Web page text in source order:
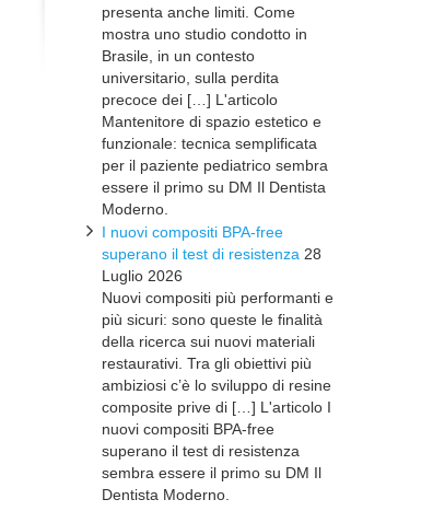
presenta anche limiti. Come
mostra uno studio condotto in
Brasile, in un contesto
universitario, sulla perdita
precoce dei […] L'articolo
Mantenitore di spazio estetico e
funzionale: tecnica semplificata
per il paziente pediatrico sembra
essere il primo su DM Il Dentista
Moderno.
I nuovi compositi BPA-free
superano il test di resistenza 28
Luglio 2026
Nuovi compositi più performanti e
più sicuri: sono queste le finalità
della ricerca sui nuovi materiali
restaurativi. Tra gli obiettivi più
ambiziosi c’è lo sviluppo di resine
composite prive di […] L'articolo I
nuovi compositi BPA-free
superano il test di resistenza
sembra essere il primo su DM Il
Dentista Moderno.